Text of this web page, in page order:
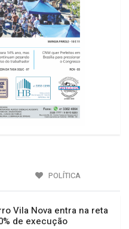
POLÍTICA
Vila Nova entra na reta
de execução